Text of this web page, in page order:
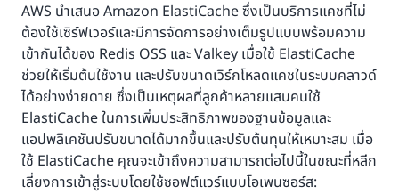
AWS นำเสนอ Amazon ElastiCache ซึ่งเป็นบริการแคชที่ไม่
ต้องใช้เซิร์ฟเวอร์และมีการจัดการอย่างเต็มรูปแบบพร้อมความ
เข้ากันได้ของ Redis OSS และ Valkey เมื่อใช้ ElastiCache
ช่วยให้เริ่มต้นใช้งาน และปรับขนาดเวิร์กโหลดแคชในระบบคลาวด์
ได้อย่างง่ายดาย ซึ่งเป็นเหตุผลที่ลูกค้าหลายแสนคนใช้
ElastiCache ในการเพิ่มประสิทธิภาพของฐานข้อมูลและ
แอปพลิเคชันปรับขนาดได้มากขึ้นและปรับต้นทุนให้เหมาะสม เมื่อ
ใช้ ElastiCache คุณจะเข้าถึงความสามารถต่อไปนี้ในขณะที่หลีก
เลี่ยงการเข้าสู่ระบบโดยใช้ซอฟต์แวร์แบบโอเพนซอร์ส: